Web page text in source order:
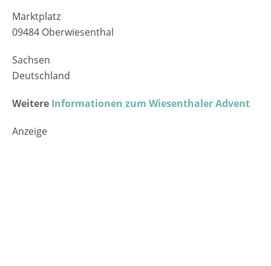
Marktplatz
09484 Oberwiesenthal
Sachsen
Deutschland
Weitere Informationen zum Wiesenthaler Advent
Anzeige